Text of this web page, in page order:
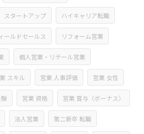
スタートアップ ハイキャリア転職
ールドセールス リフォーム営業
個人営業・リテール営業
スキル 営業 人事評価 営業 女性
営業 資格 営業 賞与（ボーナス）
法人営業 第二新卒 転職